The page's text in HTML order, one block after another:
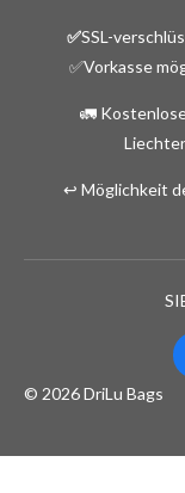
✅SSL-
✅Vorkasse
🚛
↩️ Möglichkeit
© 2026 DriLu Bags